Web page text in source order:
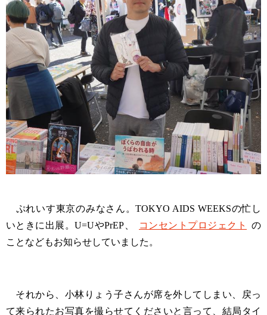
ぷれいす東京のみなさん。TOKYO AIDS WEEKSの忙し
いときに出展。U=UやPrEP、
コンセントプロジェクト
の
ことなどもお知らせしていました。
それから、小林りょう子さんが席を外してしまい、戻っ
て来られたお写真を撮らせてくださいと言って、結局タイ